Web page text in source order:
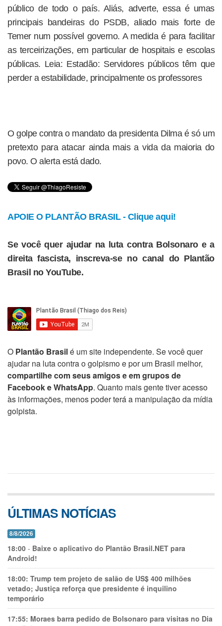
público de todo o país. Aliás, adverte, essa é umas
principais bandeiras do PSDB, aliado mais forte de
Temer num possível governo. A medida é para facilitar
as terceirizações, em particular de hospitais e escolas
públicas. Leia: Estadão: Servidores públicos têm que
perder a estabilidade, principalmente os professores
O golpe contra o mandato da presidenta Dilma é só um
pretexto para atacar ainda mais a vida da maioria do
povo. O alerta está dado.
APOIE O PLANTÃO BRASIL - Clique aqui!
Se você quer ajudar na luta contra Bolsonaro e a
direita fascista, inscreva-se no canal do Plantão
Brasil no YouTube.
O Plantão Brasilé um site independente. Se você quer
ajudar na luta contra o golpismo e por um Brasil melhor,
compartilhe com seus amigos e em grupos de
Facebook e WhatsApp. Quanto mais gente tiver acesso
às informações, menos poder terá a manipulação da mídia
golpista.
ÚLTIMAS NOTÍCIAS
8/8/2026
18:00 - Baixe o aplicativo do Plantão Brasil.NET para
Android!
18:00: Trump tem projeto de salão de US$ 400 milhões
vetado; Justiça reforça que presidente é inquilino
temporário
17:55: Moraes barra pedido de Bolsonaro para visitas no Dia